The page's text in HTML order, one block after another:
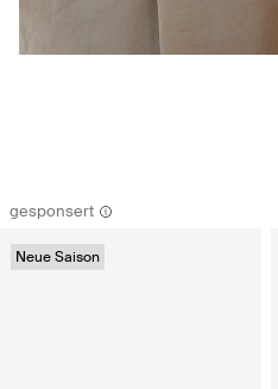
gesponsert
Neue Saison